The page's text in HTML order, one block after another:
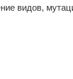
видов,